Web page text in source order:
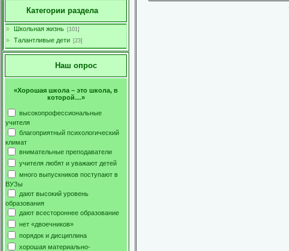
Категории раздела
Школьная жизнь [101]
Талантливые дети [23]
Наш опрос
«Хорошая школа – это школа, в
которой…»
высокопрофессиональные
учителя
благоприятный психологический
климат
внимательные преподаватели
учителя любят и уважают детей
много выпускников поступают в
ВУЗы
дают высокий уровень
образования
дают всестороннее образование
нет «двоечников»
порядок и дисциплина
хорошая материально-